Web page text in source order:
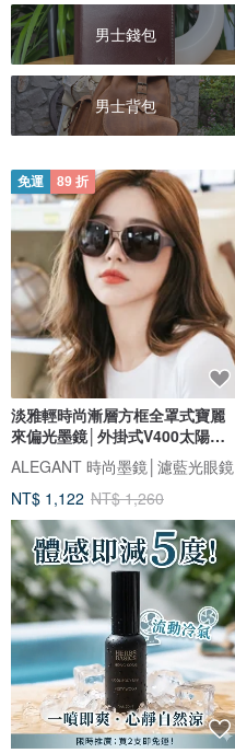
男士錢包
男士背包
免運 89 折
淡雅輕時尚漸層方框全罩式寶麗
來偏光墨鏡│外掛式V400太陽眼
鏡
ALEGANT 時尚墨鏡│濾藍光眼鏡
NT$ 1,122 NT$ 1,260